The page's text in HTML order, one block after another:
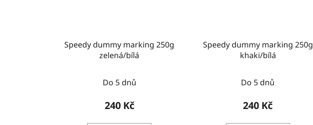
Speedy dummy marking 250g
zelená/bílá
Do 5 dnů
240 Kč
Speedy dummy marking 250g
khaki/bílá
Do 5 dnů
240 Kč